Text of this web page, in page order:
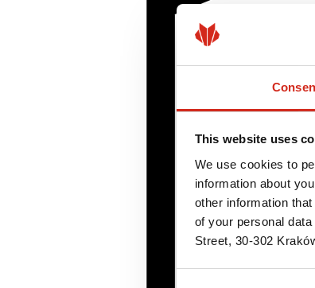
This website uses
We use cookies to
information about
other information
of your personal
Street, 30-302